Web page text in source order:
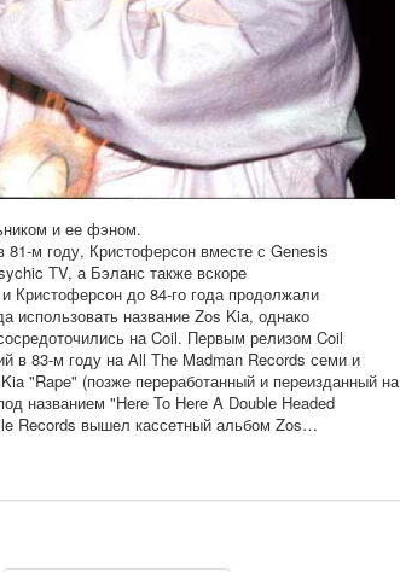
и ее фэном.
81-м году, Кристоферсон вместе с Genesis
TV, а Бэланс также вскоре
Кристоферсон до 84-го года продолжали
использовать название Zos Kia, однако
на Coil. Первым релизом Coil
в 83-м году на All The Madman Records семи и
"Rape" (позже переработанный и переизданный на
названием "Here To Here A Double Headed
Records вышел кассетный альбом Zos…